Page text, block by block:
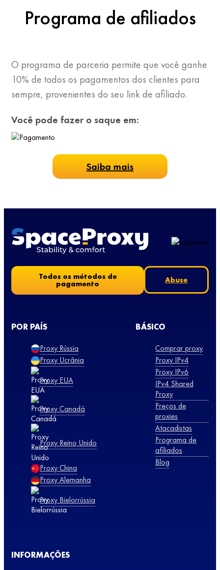
Programa de afiliados
O programa de parceria permite que você ganhe
10% de todos os pagamentos dos clientes para
sempre, provenientes do seu link de afiliado.
Você pode fazer o saque em:
Saiba mais
Todos os métodos de
pagamento Abuse
POR PAÍS
Proxy Rússia
Proxy Ucrânia
Proxy EUA
Proxy Canadá
Proxy Reino Unido
Proxy China
Proxy Alemanha
Proxy Bielorrússia
BÁSICO
Comprar proxy
Proxy IPv4
Proxy IPv6
IPv4 Shared
Proxy
Preços de
proxies
Atacadistas
Programa de
afiliados
Blog
INFORMAÇÕES